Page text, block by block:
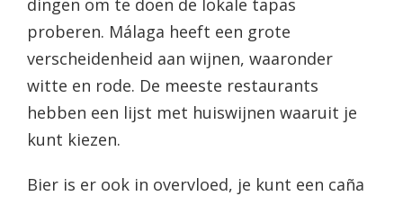
proberen. Málaga heeft een grote
verscheidenheid aan wijnen, waaronder
witte en rode. De meeste restaurants
hebben een lijst met huiswijnen waaruit je
kunt kiezen.
Bier is er ook in overvloed, je kunt een caña